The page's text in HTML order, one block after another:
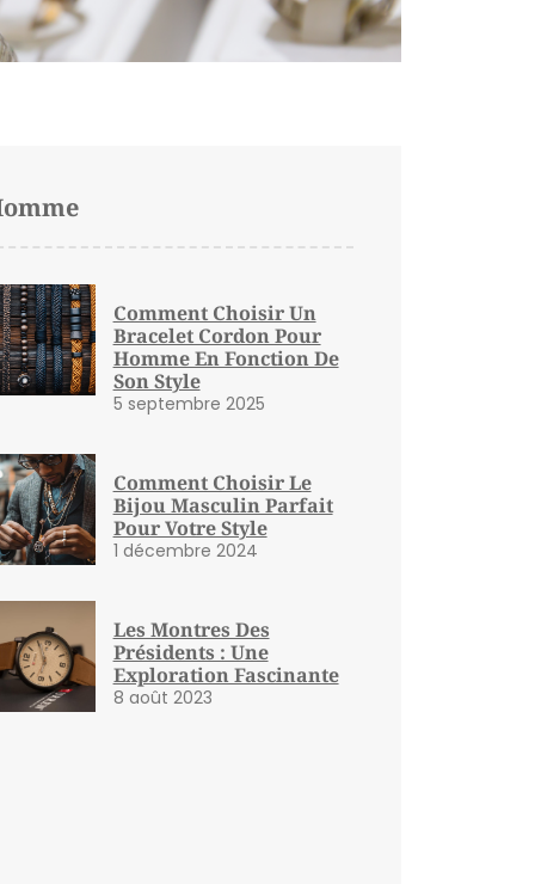
Comment Choisir Un
Bracelet Cordon Pour
Homme En Fonction De
Son Style
5 septembre 2025
Comment Choisir Le
Bijou Masculin Parfait
Pour Votre Style
1 décembre 2024
Les Montres Des
Présidents : Une
Exploration Fascinante
8 août 2023